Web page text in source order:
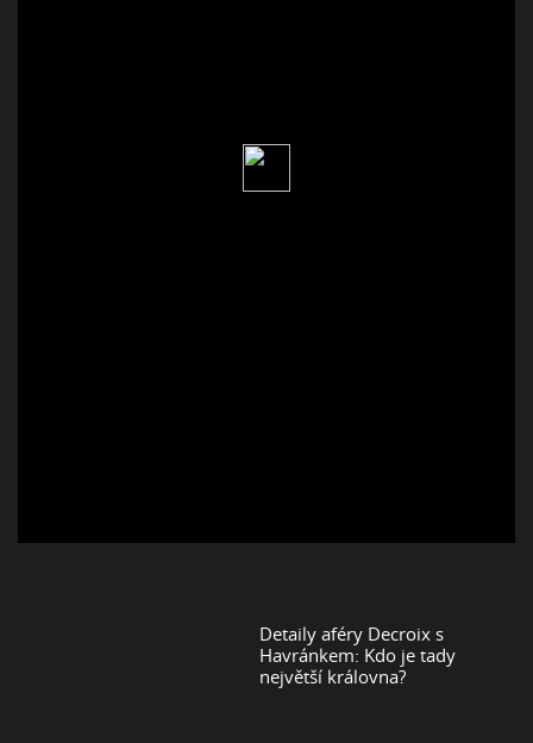
Detaily aféry Decroix s
Havránkem: Kdo je tady
největší královna?